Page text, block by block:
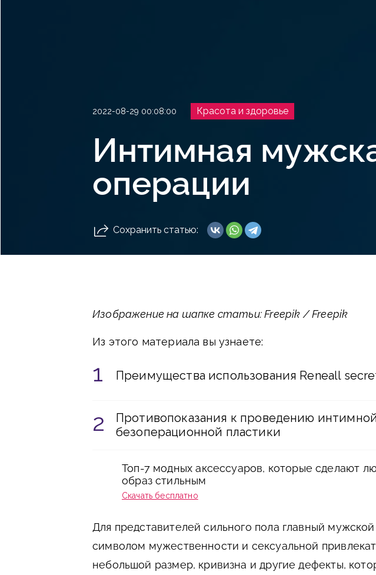
2022-08-29 00:08:00 Красота и здоровье
Интимная
операции
Сохранить статью:
Изображение на шапке статьи: Freepik / Freepik
Из этого материала вы узнаете:
Преимущества использования Reneall
Противопоказания к проведению
безоперационной пластики
Топ-7 модных аксессуаров, которые сделают
образ стильным
Скачать бесплатно
Для представителей сильного пола главный мужской
символом мужественности и сексуальной
небольшой размер, кривизна и другие дефекты,